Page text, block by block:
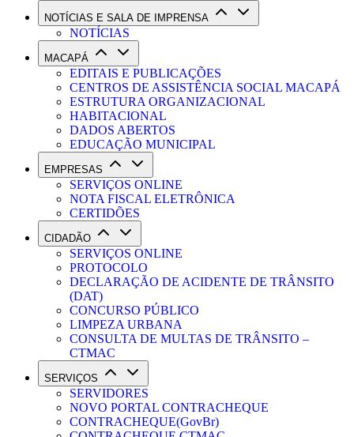
NOTÍCIAS E SALA DE IMPRENSA
NOTÍCIAS
MACAPÁ
EDITAIS E PUBLICAÇÕES
CENTROS DE ASSISTÊNCIA SOCIAL MACAPÁ
ESTRUTURA ORGANIZACIONAL
HABITACIONAL
DADOS ABERTOS
EDUCAÇÃO MUNICIPAL
EMPRESAS
SERVIÇOS ONLINE
NOTA FISCAL ELETRÔNICA
CERTIDÕES
CIDADÃO
SERVIÇOS ONLINE
PROTOCOLO
DECLARAÇÃO DE ACIDENTE DE TRÂNSITO
(DAT)
CONCURSO PÚBLICO
LIMPEZA URBANA
CONSULTA DE MULTAS DE TRÂNSITO –
CTMAC
SERVIÇOS
SERVIDORES
NOVO PORTAL CONTRACHEQUE
CONTRACHEQUE(GovBr)